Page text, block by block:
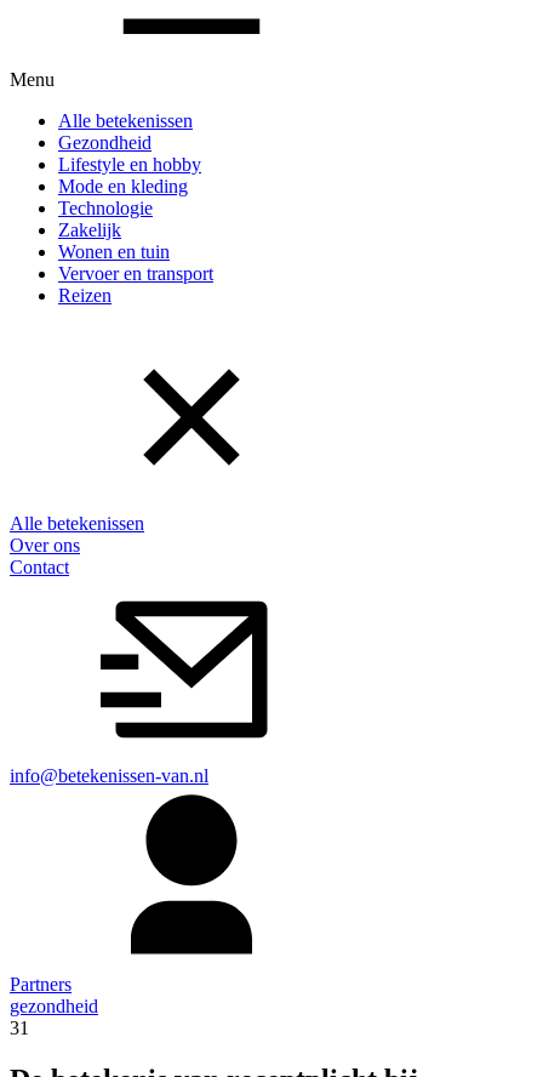
Menu
Alle betekenissen
Gezondheid
Lifestyle en hobby
Mode en kleding
Technologie
Zakelijk
Wonen en tuin
Vervoer en transport
Reizen
Alle betekenissen
Over ons
Contact
info@betekenissen-van.nl
Partners
gezondheid
31